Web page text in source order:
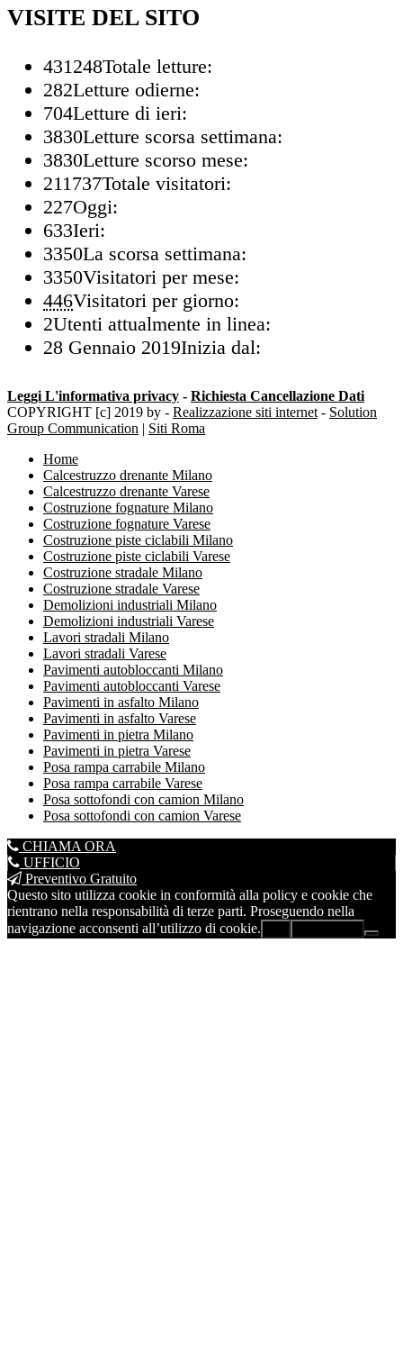
VISITE DEL SITO
431248Totale letture:
282Letture odierne:
704Letture di ieri:
3830Letture scorsa settimana:
3830Letture scorso mese:
211737Totale visitatori:
227Oggi:
633Ieri:
3350La scorsa settimana:
3350Visitatori per mese:
446Visitatori per giorno:
2Utenti attualmente in linea:
28 Gennaio 2019Inizia dal:
Leggi L'informativa privacy - Richiesta Cancellazione Dati
COPYRIGHT [c] 2019 by - Realizzazione siti internet - Solution
Group Communication | Siti Roma
Home
Calcestruzzo drenante Milano
Calcestruzzo drenante Varese
Costruzione fognature Milano
Costruzione fognature Varese
Costruzione piste ciclabili Milano
Costruzione piste ciclabili Varese
Costruzione stradale Milano
Costruzione stradale Varese
Demolizioni industriali Milano
Demolizioni industriali Varese
Lavori stradali Milano
Lavori stradali Varese
Pavimenti autobloccanti Milano
Pavimenti autobloccanti Varese
Pavimenti in asfalto Milano
Pavimenti in asfalto Varese
Pavimenti in pietra Milano
Pavimenti in pietra Varese
Posa rampa carrabile Milano
Posa rampa carrabile Varese
Posa sottofondi con camion Milano
Posa sottofondi con camion Varese
CHIAMA ORA
UFFICIO
Preventivo Gratuito
Questo sito utilizza cookie in conformità alla policy e cookie che
rientrano nella responsabilità di terze parti. Proseguendo nella
navigazione acconsenti all’utilizzo di cookie.